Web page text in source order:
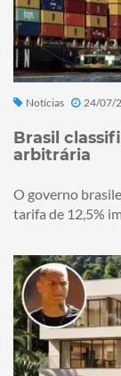
Notícias 24/07/
Brasil
arbitrária
O governo
tarifa de 12,5%